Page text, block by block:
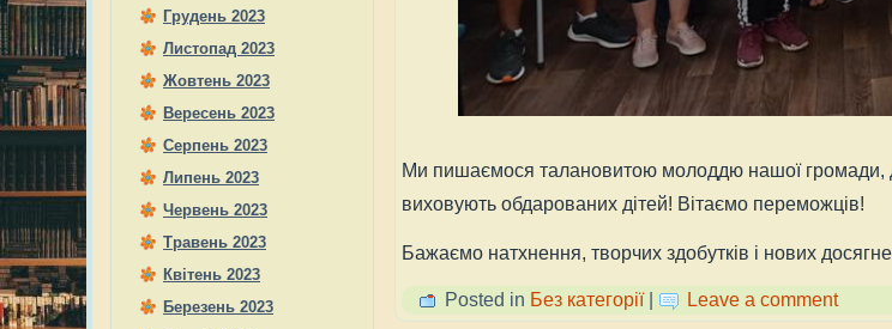
Грудень 2023
Листопад 2023
Жовтень 2023
Вересень 2023
Серпень 2023
Липень 2023
Червень 2023
Травень 2023
Квітень 2023
Березень 2023
Ми пишаємося талановитою молоддю нашої громади,
виховують обдарованих дітей! Вітаємо переможців!
Бажаємо натхнення, творчих здобутків і нових
Posted in Без категорії| Leave a comment